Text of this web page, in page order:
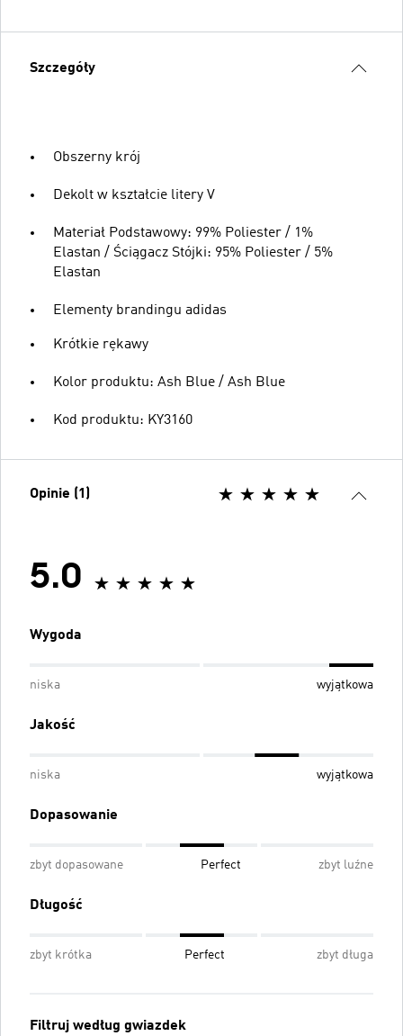
Szczegóły
Obszerny krój
Dekolt w kształcie litery V
Materiał Podstawowy: 99% Poliester / 1%
Elastan / Ściągacz Stójki: 95% Poliester / 5%
Elastan
Elementy brandingu adidas
Krótkie rękawy
Kolor produktu: Ash Blue / Ash Blue
Kod produktu: KY3160
Opinie (1)
5.0
Wygoda
niska wyjątkowa
Jakość
niska wyjątkowa
Dopasowanie
zbyt dopasowane Perfect zbyt luźne
Długość
zbyt krótka Perfect zbyt długa
Filtruj według gwiazdek